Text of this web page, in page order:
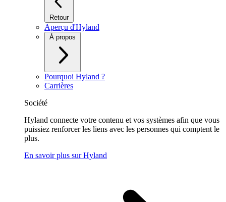
Retour
Aperçu d'Hyland
À propos
Pourquoi Hyland ?
Carrières
Société
Hyland connecte votre contenu et vos systèmes afin que vous
puissiez renforcer les liens avec les personnes qui comptent le
plus.
En savoir plus sur Hyland